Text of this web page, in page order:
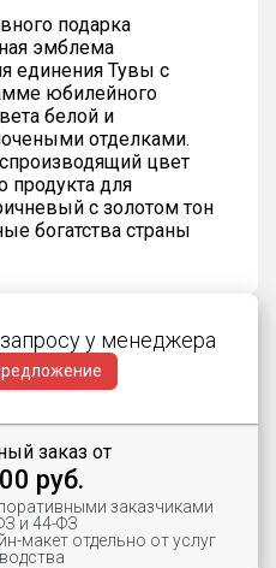
подарка
эмблема
единения Тувы с
юбилейного
белой и
отделками.
цвет
продукта для
с золотом тон
богатства страны
у менеджера
заказ от
руб.
заказчиками
и 44-ФЗ
макет отдельно от услуг